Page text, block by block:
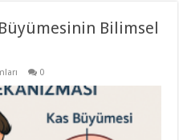
Bilimsel
0